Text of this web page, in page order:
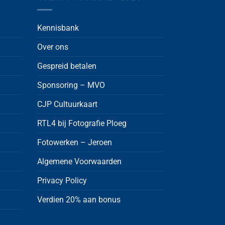
Kennisbank
Over ons
Gespreid betalen
Sponsoring – MVO
CJP Cultuurkaart
RTL4 bij Fotografie Ploeg
Fotowerken – Jeroen
Algemene Voorwaarden
Privacy Policy
Verdien 20% aan bonus